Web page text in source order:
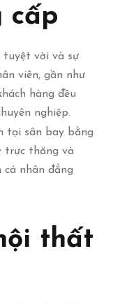
cấp
tuyệt vời và sự
viên, gần như
hàng đều
nghiệp.
tại sân bay bằng
trực thăng và
cá nhân đẳng
thất